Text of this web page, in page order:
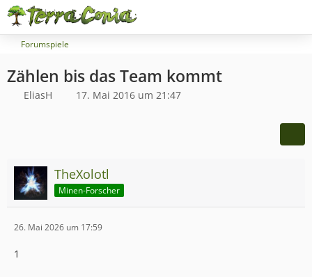
Forumspiele
Zählen bis das Team kommt
EliasH 17. Mai 2016 um 21:47
TheXolotl
Minen-Forscher
26. Mai 2026 um 17:59
1